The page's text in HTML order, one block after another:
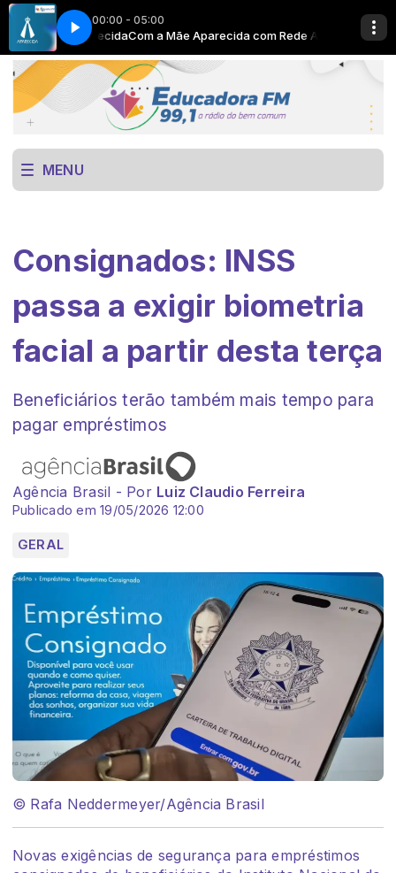
00:00 - 05:00
Rede AparecidaCom a Mãe Aparecida com Rede Aparecida
Now Playing info goes here
MENU
Consignados: INSS
passa a exigir biometria
facial a partir desta terça
Beneficiários terão também mais tempo para
pagar empréstimos
Agência Brasil - Por Luiz Claudio Ferreira
Publicado em 19/05/2026 12:00
GERAL
© Rafa Neddermeyer/Agência Brasil
Novas exigências de segurança para empréstimos